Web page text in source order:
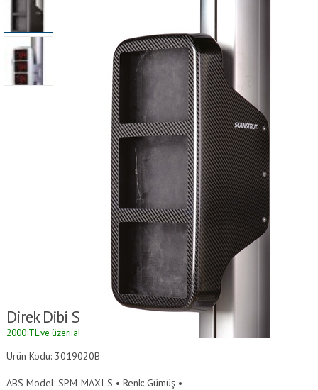
Direk Dibi Scanpod
2000 TL ve üzeri alışverişlerde kargo ücretsizdir.
Ürün Kodu: 3019020B
ABS Model: SPM-MAXI-S • Renk: Gümüş •